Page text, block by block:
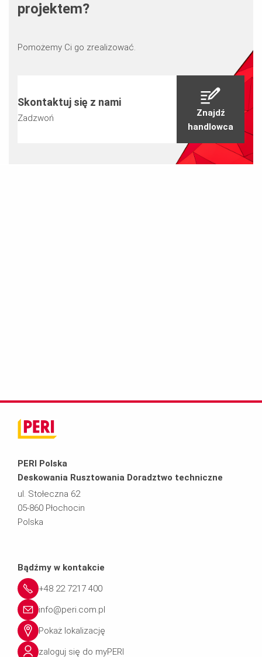
projektem?
Pomożemy Ci go zrealizować.
Skontaktuj się z nami
Zadzwoń
Znajdź
handlowca
PERI Polska
Deskowania Rusztowania Doradztwo techniczne
ul. Stołeczna 62
05-860 Płochocin
Polska
Bądźmy w kontakcie
+48 22 7217 400
info@peri.com.pl
Pokaż lokalizację
zaloguj się do myPERI